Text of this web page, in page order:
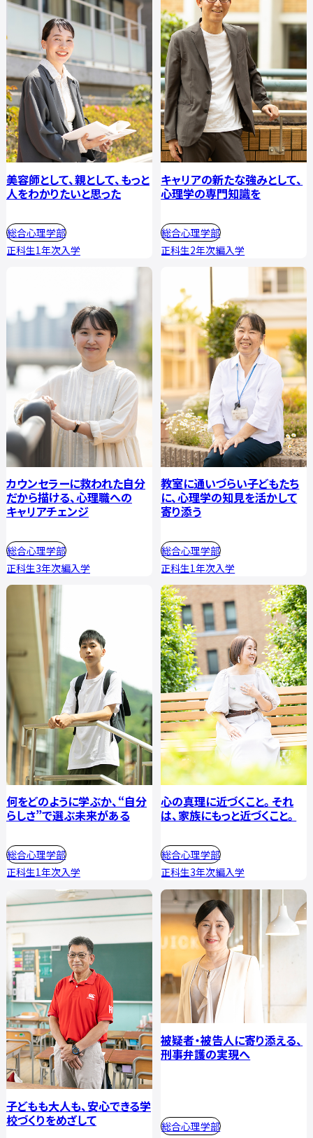
美容師として、親として、もっと
人をわかりたいと思った
総合心理学部
正科生1年次入学
キャリアの新たな強みとして、
心理学の専門知識を
総合心理学部
正科生2年次編入学
カウンセラーに救われた自分
だから描ける、心理職への
キャリアチェンジ
総合心理学部
正科生3年次編入学
教室に通いづらい子どもたち
に、心理学の知見を活かして
寄り添う
総合心理学部
正科生1年次入学
何をどのように学ぶか、“自分
らしさ”で選ぶ未来がある
総合心理学部
正科生1年次入学
心の真理に近づくこと。それ
は、家族にもっと近づくこと。
総合心理学部
正科生3年次編入学
子どもも大人も、安心できる学
校づくりをめざして
被疑者・被告人に寄り添える、
刑事弁護の実現へ
総合心理学部